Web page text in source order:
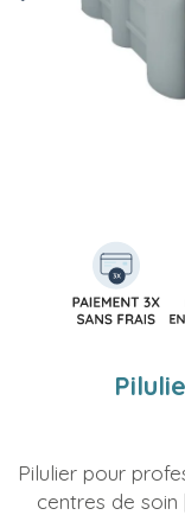
Pilulier pour
centres de